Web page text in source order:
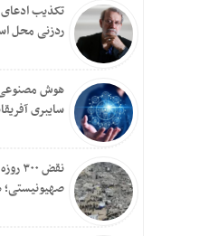
تکذیب ادعای
ردزنی محل
سایبری
نقض
صهیونیستی؛ هزار و ۲۵۰ نفر